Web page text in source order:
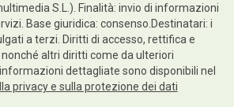
S.L.). Finalità: invio di informazioni
Base giuridica: consenso.Destinatari: i
a terzi. Diritti di accesso, rettifica e
altri diritti come da ulteriori
dettagliate sono disponibili nel
privacy e sulla protezione dei dati